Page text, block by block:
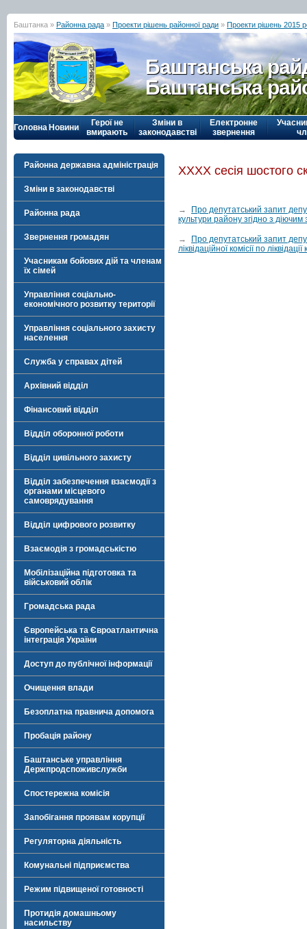
Баштанка » Районна рада » Проекти рішень районної ради » Проекти рішень 2015
Баштанська
Баштанська
Головна Новини
Герої не
вмирають
Зміни в
законодавстві
Електронне
звернення
Районна державна адміністрація
Зміни в законодавстві
Районна рада
Звернення громадян
Учасникам бойових дій та членам
їх сімей
Управління соціально-
економічного розвитку території
Управління соціального захисту
населення
Служба у справах дітей
Архівний відділ
Фінансовий відділ
Відділ оборонної роботи
Відділ цивільного захисту
Відділ забезпечення взаємодії з
органами місцевого
самоврядування
Відділ цифрового розвитку
Взаємодія з громадськістю
Мобілізаційна підготовка та
військовий облік
Громадська рада
Європейська та Євроатлантична
інтеграція України
Доступ до публічної інформації
Очищення влади
Безоплатна правнича допомога
Пробація району
Баштанське управління
Держпродспоживслужби
Спостережна комісія
Запобігання проявам корупції
Регуляторна діяльність
Комунальні підприємства
Режим підвищеної готовності
Протидія домашньому
насильству
ХХХХ сесія шостого
→
Про депутатський запит
культури району згідно з
→
Про депутатський запит
ліквідаційної комісії по